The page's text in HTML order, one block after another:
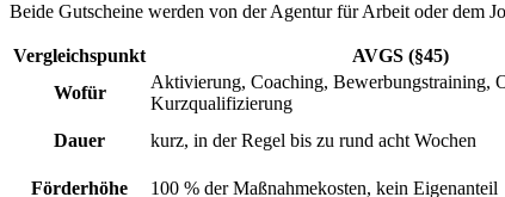
Beide Gutscheine werden von der Agentur für Arbeit oder dem
Vergleichspunkt AVGS (§45)
Wofür
Aktivierung, Coaching, Bewerbungstraining,
Kurzqualifizierung
Dauer
kurz, in der Regel bis zu rund acht Wochen
Förderhöhe
100 % der Maßnahmekosten, kein Eigenanteil